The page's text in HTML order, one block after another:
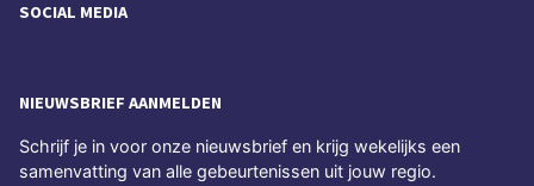
SOCIAL MEDIA
NIEUWSBRIEF AANMELDEN
Schrijf je in voor onze nieuwsbrief en krijg wekelijks een
samenvatting van alle gebeurtenissen uit jouw regio.